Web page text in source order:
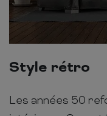
Style rétro
Les années 50